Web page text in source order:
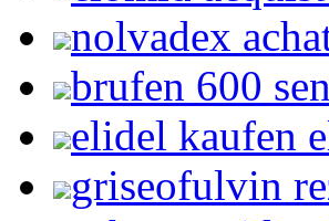
nolvadex
brufen 600
elidel kaufen
griseofulvin